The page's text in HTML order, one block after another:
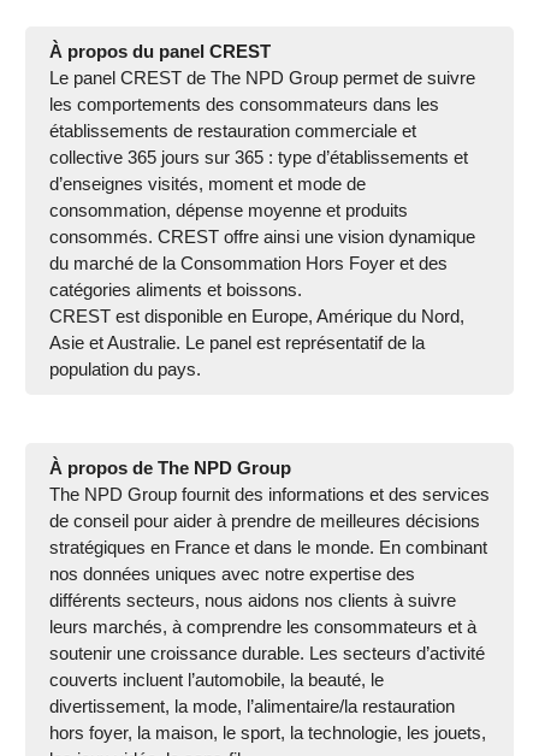
À propos du panel CREST
Le panel CREST de The NPD Group permet de suivre
les comportements des consommateurs dans les
établissements de restauration commerciale et
collective 365 jours sur 365 : type d’établissements et
d’enseignes visités, moment et mode de
consommation, dépense moyenne et produits
consommés. CREST offre ainsi une vision dynamique
du marché de la Consommation Hors Foyer et des
catégories aliments et boissons.
CREST est disponible en Europe, Amérique du Nord,
Asie et Australie. Le panel est représentatif de la
population du pays.
À propos de The NPD Group
The NPD Group fournit des informations et des services
de conseil pour aider à prendre de meilleures décisions
stratégiques en France et dans le monde. En combinant
nos données uniques avec notre expertise des
différents secteurs, nous aidons nos clients à suivre
leurs marchés, à comprendre les consommateurs et à
soutenir une croissance durable. Les secteurs d’activité
couverts incluent l’automobile, la beauté, le
divertissement, la mode, l’alimentaire/la restauration
hors foyer, la maison, le sport, la technologie, les jouets,